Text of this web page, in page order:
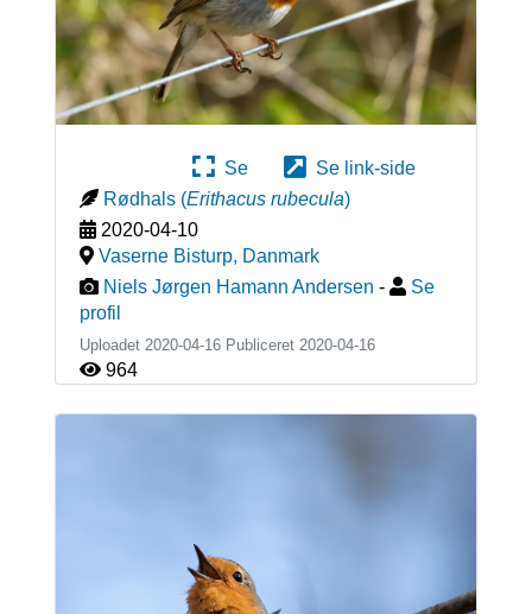
Se
Se link-side
Rødhals (Erithacus rubecula)
2020-04-10
Vaserne Bisturp, Danmark
Niels Jørgen Hamann Andersen -
Se
profil
Uploadet 2020-04-16 Publiceret 2020-04-16
964